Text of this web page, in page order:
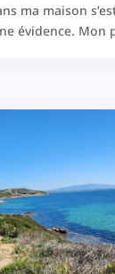
ma maison
évidence. Mon